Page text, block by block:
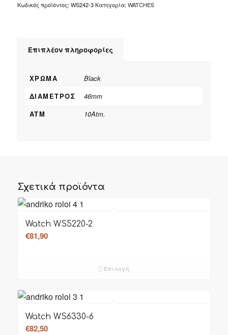
Κωδικός προϊόντος: WS242-3 Κατηγορία: WATCHES
Επιπλέον πληροφορίες
ΧΡΏΜΑ
Black
ΔΙΆΜΕΤΡΟΣ
46mm
ATM
10Atm.
Σχετικά προϊόντα
Watch WS5220-2
€81,90
Επιλογή
Watch WS6330-6
€82,50